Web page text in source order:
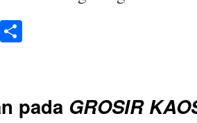
Email
pada GROSIR